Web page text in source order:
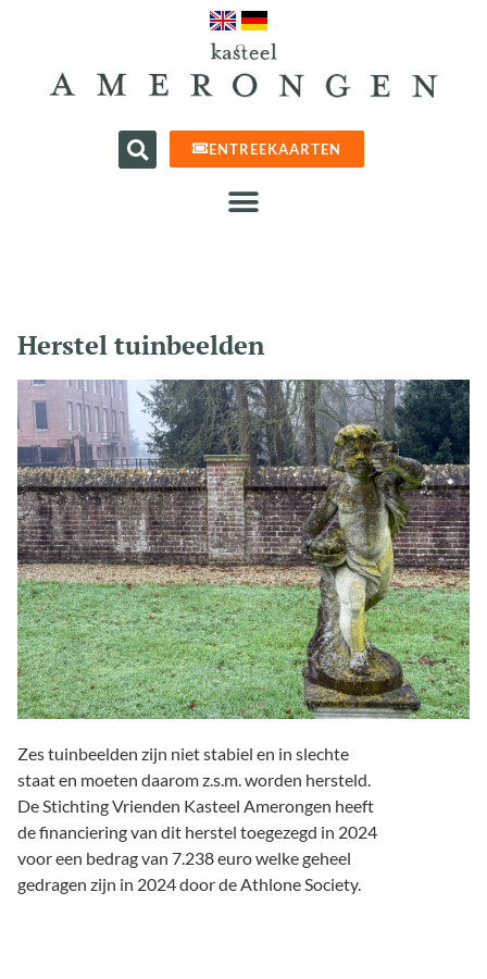
ENTREEKAARTEN
Herstel tuinbeelden
Zes tuinbeelden zijn niet stabiel en in slechte
staat en moeten daarom z.s.m. worden hersteld.
De Stichting Vrienden Kasteel Amerongen heeft
de financiering van dit herstel toegezegd in 2024
voor een bedrag van 7.238 euro welke geheel
gedragen zijn in 2024 door de Athlone Society.